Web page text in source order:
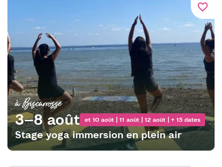
favorite_border
à Biscarrosse
3–8 août et 10 août | 11 août | 12 août | + 15 dates
Stage yoga immersion en plein air